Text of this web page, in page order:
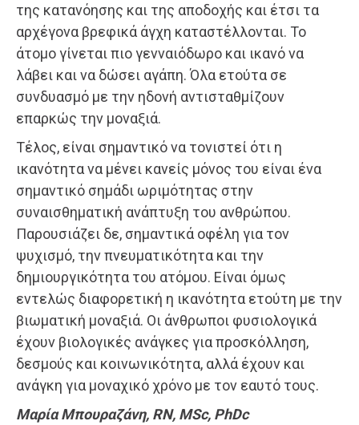
της κατανόησης και της αποδοχής και έτσι τα
αρχέγονα βρεφικά άγχη καταστέλλονται. Το
άτομο γίνεται πιο γενναιόδωρο και ικανό να
λάβει και να δώσει αγάπη. Όλα ετούτα σε
συνδυασμό με την ηδονή αντισταθμίζουν
επαρκώς την μοναξιά.
Τέλος, είναι σημαντικό να τονιστεί ότι η
ικανότητα να μένει κανείς μόνος του είναι ένα
σημαντικό σημάδι ωριμότητας στην
συναισθηματική ανάπτυξη του ανθρώπου.
Παρουσιάζει δε, σημαντικά οφέλη για τον
ψυχισμό, την πνευματικότητα και την
δημιουργικότητα του ατόμου. Είναι όμως
εντελώς διαφορετική η ικανότητα ετούτη με την
βιωματική μοναξιά. Οι άνθρωποι φυσιολογικά
έχουν βιολογικές ανάγκες για προσκόλληση,
δεσμούς και κοινωνικότητα, αλλά έχουν και
ανάγκη για μοναχικό χρόνο με τον εαυτό τους.
Μαρία Μπουραζάνη, RN, MSc, PhDc